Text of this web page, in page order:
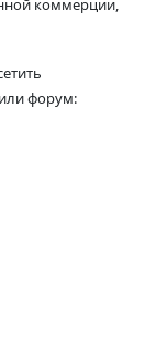
коммерции,
или форум: